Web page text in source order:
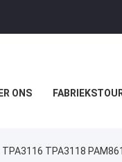
ONS
TPA3116 TPA3118